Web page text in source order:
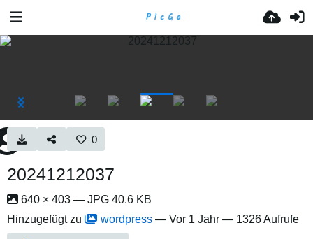
0
20241212037
640 × 403 — JPG 40.6 KB
Hinzugefügt zu
wordpress — Vor 1 Jahr — 1326 Aufrufe